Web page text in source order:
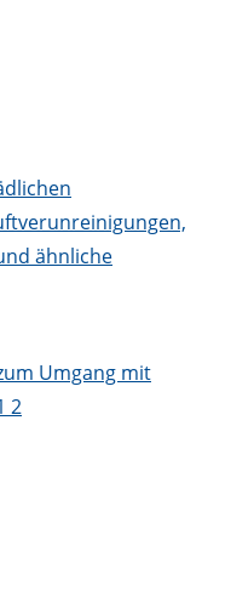
ähnliche
Umgang mit
2